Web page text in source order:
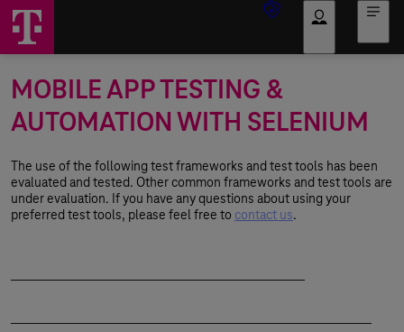
MOBILE APP TESTING &
AUTOMATION WITH SELENIUM
The use of the following test frameworks and test tools has been
evaluated and tested. Other common frameworks and test tools are
under evaluation. If you have any questions about using your
preferred test tools, please feel free to contact us.